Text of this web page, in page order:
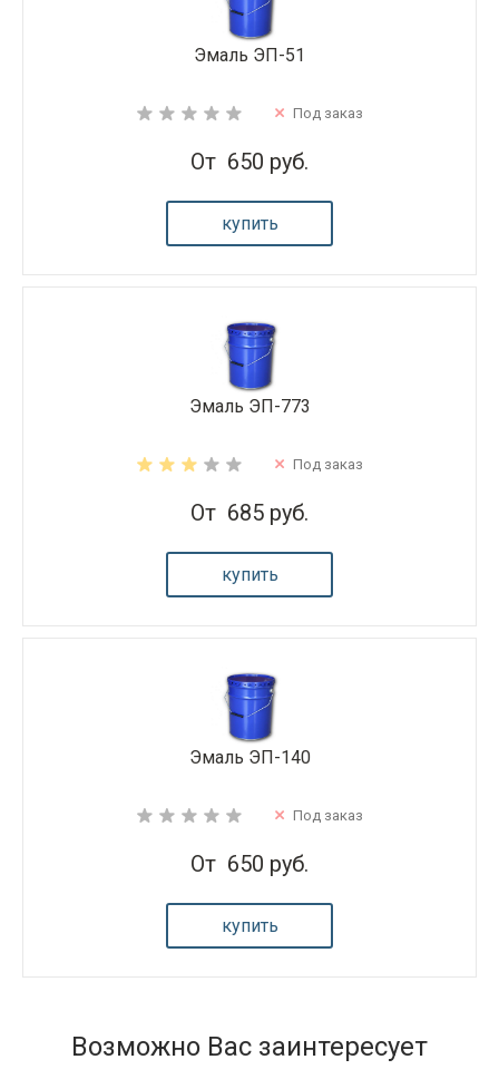
Эмаль ЭП-51
Под заказ
От 650 руб.
купить
Эмаль ЭП-773
Под заказ
От 685 руб.
купить
Эмаль ЭП-140
Под заказ
От 650 руб.
купить
Возможно Вас заинтересует